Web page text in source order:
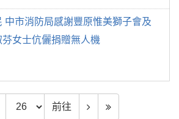
中市消防局感謝豐原惟美獅子會及
女士伉儷捐贈無人機
前往頁數 前往